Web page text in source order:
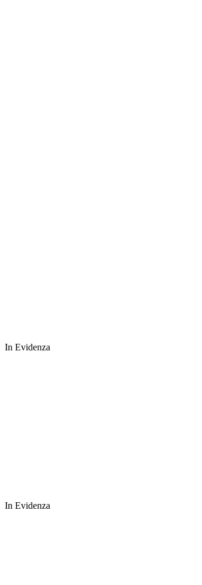
In Evidenza
In Evidenza